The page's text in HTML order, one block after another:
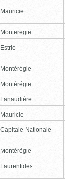
Mauricie
Montérégie
Estrie
Montérégie
Montérégie
Lanaudière
Mauricie
Capitale-Nationale
Montérégie
Laurentides